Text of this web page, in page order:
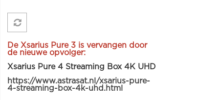
De Xsarius Pure 3 is vervangen door
de nieuwe opvolger:
Xsarius Pure 4 Streaming Box 4K UHD
https://www.astrasat.nl/xsarius-pure-
4-streaming-box-4k-uhd.html